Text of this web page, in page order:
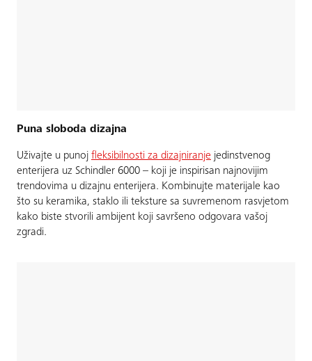
Puna sloboda dizajna
Uživajte u punoj fleksibilnosti za dizajniranje jedinstvenog
enterijera uz Schindler 6000 – koji je inspirisan najnovijim
trendovima u dizajnu enterijera. Kombinujte materijale kao
što su keramika, staklo ili teksture sa suvremenom rasvjetom
kako biste stvorili ambijent koji savršeno odgovara vašoj
zgradi.